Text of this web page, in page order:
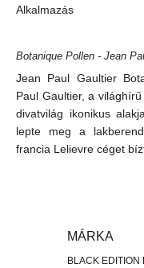
Alkalmazás
Botanique Pollen - Jean
Jean Paul Gaultier
Paul Gaultier, a
divatvilág ikonikus
lepte meg a
francia Lelievre céget
MÁRKA
BLACK EDITION